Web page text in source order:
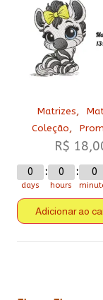
Matrizes,
Coleção,
R$
0
days
0
hours
0
Adicionar ao